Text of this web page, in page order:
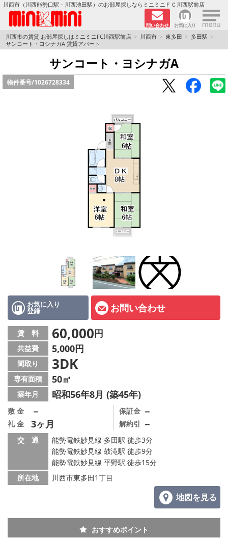
川西市（川西能勢口駅・川西池田駅）のお部屋探しならミニミニＦＣ川西駅前店
問い合わせ お気に入り ×
TOPページ
ペットOKの物件
メールでお問い合わせ
川西市の賃貸 お部屋探しはミニミニFC川西駅前店 川西市 東多田
多田駅
サンコート・ヨシナガA 賃貸アパート
サンコート・ヨシナガA
物件番号/1026728334
お気に入り
登録 お問い合わせ
賃 料 60,000円
共益費 5,000円
間取り 3DK
専有面積 50㎡
築年月 昭和56年8月 (築45年)
敷 金 －
礼 金 3ヶ月
保証金 －
解約引 －
交 通
能勢電鉄妙見線 多田駅 徒歩3分
能勢電鉄妙見線 鼓滝駅 徒歩9分
能勢電鉄妙見線 平野駅 徒歩15分
所在地
川西市東多田1丁目
地図を見る
おすすめポイント